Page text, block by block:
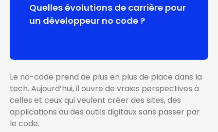
Quelles évolutions de carrière pour
un développeur no code ?
Le no-code prend de plus en plus de place dans la
tech. Aujourd’hui, il ouvre de vraies perspectives à
celles et ceux qui veulent créer des sites, des
applications ou des outils digitaux sans passer par
le code.